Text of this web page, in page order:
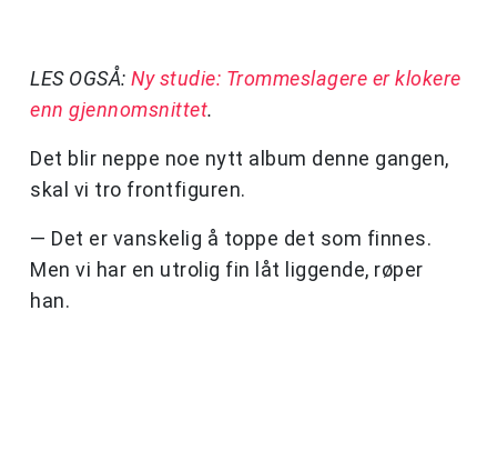
LES OGSÅ: Ny studie: Trommeslagere er klokere
enn gjennomsnittet.
Det blir neppe noe nytt album denne gangen,
skal vi tro frontfiguren.
— Det er vanskelig å toppe det som finnes.
Men vi har en utrolig fin låt liggende, røper
han.